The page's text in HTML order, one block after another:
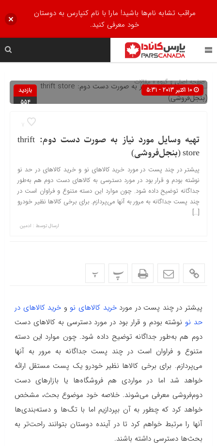
صفحه اصلی» گروه »مقالات
بازدید
554
7
تهیه وسایل مورد نیاز به صورت دست دوم: thrift
store (بنجل‌فروشی)
پیشتر در چند پست در مورد خرید کالاهای نو و خرید کالاهای در حد نو
نوشته بودم و قرار بود در مورد دسترسی به کالاهای دست دوم هم به‌طور
جداگانه توضیح داده شود. چون موارد این دسته متنوع و فراوان است در
چند پست جداگانه به مرور به آنها می‌پردازم. برای برخی کالاها نظیر خودرو
[…]
ارسال توسط : ادمین
پ پ
پیشتر در چند پست در موردخرید کالاهای نو و خرید کالاهای در
حد نو نوشته بودم و قرار بود در مورد دسترسی به کالاهای دست
دوم هم به‌طور جداگانه توضیح داده شود. چون موارد این دسته
متنوع و فراوان است در چند پست جداگانه به مرور به آنها
می‌پردازم. برای برخی کالاها نظیر خودرو یک پست مستقل ارائه
خواهد شد اما در مواردی هم فروشگاه‌ها یا بازارهای دست
‌دوم‌فروشی معرفی می‌شوند. خلاصه خود موضوع بحث، مشخص
خواهد کرد که چطور به آن بپردازیم اما با تگ‌ها و دسته‌بندی‌ها
آنها را مرتبط خواهم کرد تا در آینده دوستان بتوانند راحت‌تر به
بحث‌ها دسترسی داشته باشند.
مراقب تشابه نام‌ها باشید! مارا با نام کنپارس به دوستان
خود معرفی کنید.